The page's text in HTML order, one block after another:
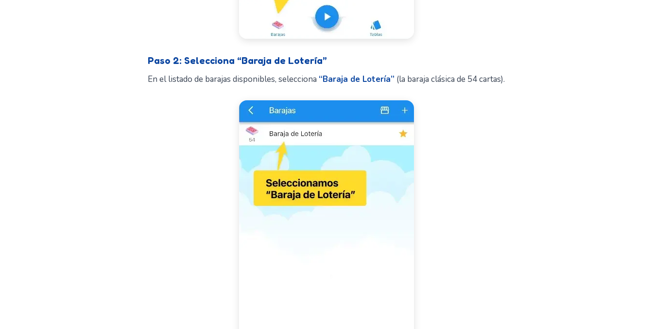
Paso 2: Selecciona “Baraja de Lotería”
En el listado de barajas disponibles, selecciona “Baraja de Lotería” (la baraja clásica de 54 cartas).